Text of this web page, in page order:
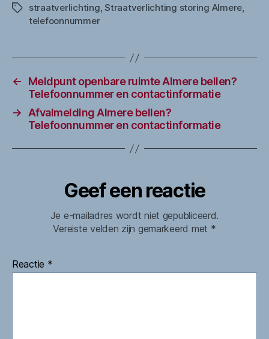
Tagsstraatverlichting,Straatverlichting storing Almere,
telefoonnummer
←
Meldpunt openbare ruimte Almere bellen?
Telefoonnummer en contactinformatie
→
Afvalmelding Almere bellen?
Telefoonnummer en contactinformatie
Geef een reactie
Je e-mailadres wordt niet gepubliceerd.
Vereiste velden zijn gemarkeerd met *
Reactie *